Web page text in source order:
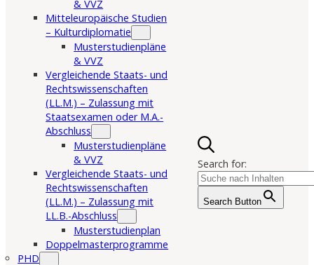
& VVZ
Mitteleuropäische Studien
– Kulturdiplomatie
Musterstudienpläne
& VVZ
Vergleichende Staats- und
Rechtswissenschaften
(LL.M.) – Zulassung mit
Staatsexamen oder M.A.-
Abschluss
Musterstudienpläne
& VVZ
Vergleichende Staats- und
Rechtswissenschaften
(LL.M.) – Zulassung mit
LL.B.-Abschluss
Musterstudienplan
Doppelmasterprogramme
PHD
Search for:
Search Button